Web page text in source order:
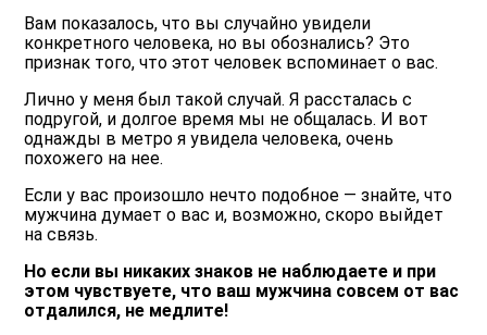
Вам показалось, что вы случайно увидели
конкретного человека, но вы обознались? Это
признак того, что этот человек вспоминает о вас.
Лично у меня был такой случай. Я рассталась с
подругой, и долгое время мы не общалась. И вот
однажды в метро я увидела человека, очень
похожего на нее.
Если у вас произошло нечто подобное ― знайте, что
мужчина думает о вас и, возможно, скоро выйдет
на связь.
Но если вы никаких знаков не наблюдаете и при
этом чувствуете, что ваш мужчина совсем от вас
отдалился, не медлите!